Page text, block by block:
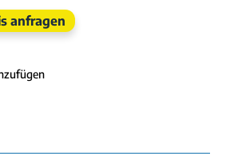
Gib den gewünschten
anfragen